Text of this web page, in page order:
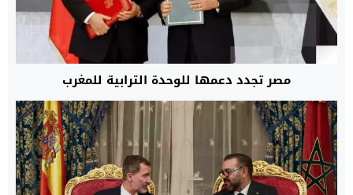
مصر تجدد دعمها للوحدة الترابية للمغرب